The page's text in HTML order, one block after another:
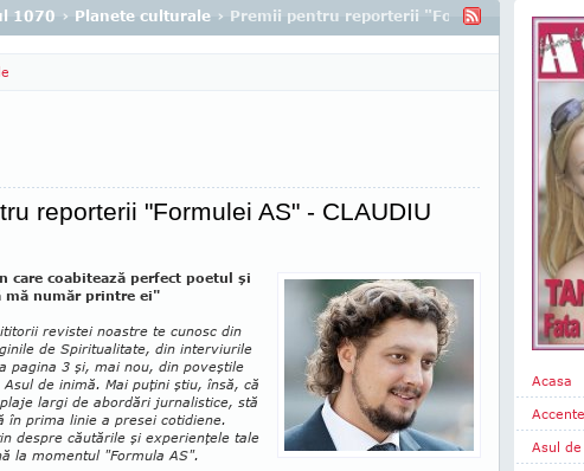
1070 › Planete culturale › Premii pentru reporterii "Formulei AS" -
reporterii "Formulei AS" - CLAUDIU
care coabitează perfect poetul şi
mă număr printre ei"
revistei noastre te cu­nosc din
de Spiritualitate, din interviurile
pagina 3 şi, mai nou, din poveştile
de inimă. Mai puţini ştiu, însă, că
largi de abordări jurnalistice, stă
în prima linie a presei cotidiene.
despre căutările şi experienţele tale
la momentul "Formula AS".
Acasa
Accente
Asul